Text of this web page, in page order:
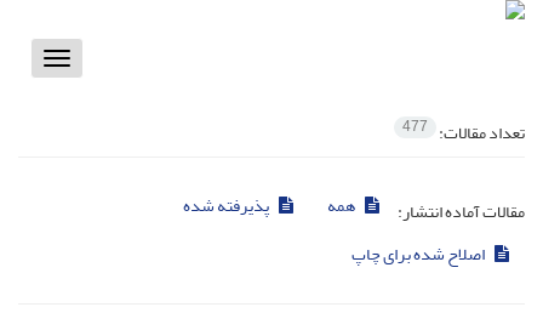
Toggle
تعداد مقالات: 477
مقالات آماده انتشار: همه
پذیرفته شده
اصلاح شده برای چاپ